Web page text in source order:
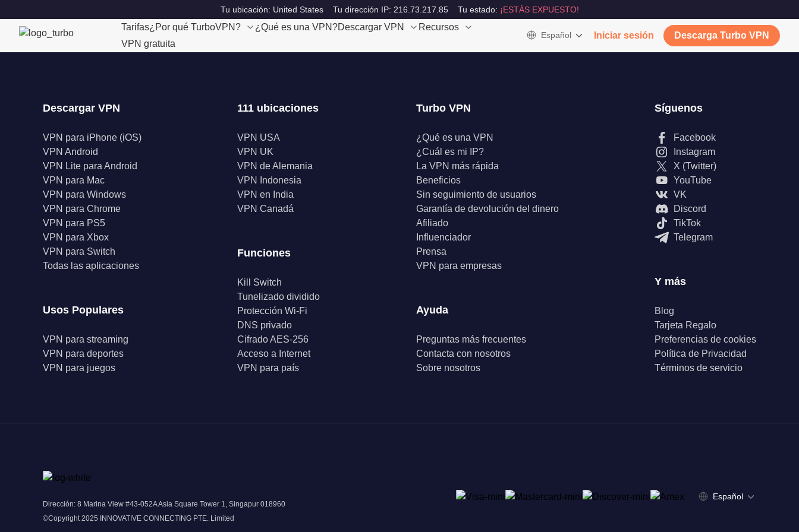
Tu ubicación: United States Tu dirección IP: 216.73.217.85 Tu estado: ¡ESTÁS EXPUESTO!
Tarifas¿Por qué TurboVPN? ¿Qué es una VPN?Descargar VPN
Recursos
VPN gratuita
Español Iniciar sesión Descarga Turbo VPN
Descargar VPN
VPN para iPhone (iOS)
VPN Android
VPN Lite para Android
VPN para Mac
VPN para Windows
VPN para Chrome
VPN para PS5
VPN para Xbox
VPN para Switch
Todas las aplicaciones
Usos Populares
VPN para streaming
VPN para deportes
VPN para juegos
111 ubicaciones
VPN USA
VPN UK
VPN de Alemania
VPN Indonesia
VPN en India
VPN Canadá
Funciones
Kill Switch
Tunelizado dividido
Protección Wi-Fi
DNS privado
Cifrado AES-256
Acceso a Internet
VPN para país
Turbo VPN
¿Qué es una VPN
¿Cuál es mi IP?
La VPN más rápida
Beneficios
Sin seguimiento de usuarios
Garantía de devolución del dinero
Afiliado
Influenciador
Prensa
VPN para empresas
Ayuda
Preguntas más frecuentes
Contacta con nosotros
Sobre nosotros
Síguenos
Facebook
Instagram
X (Twitter)
YouTube
VK
Discord
TikTok
Telegram
Y más
Blog
Tarjeta Regalo
Preferencias de cookies
Política de Privacidad
Términos de servicio
Dirección: 8 Marina View #43-052A Asia Square Tower 1, Singapur 018960
©Copyright 2025 INNOVATIVE CONNECTING PTE. Limited
Español